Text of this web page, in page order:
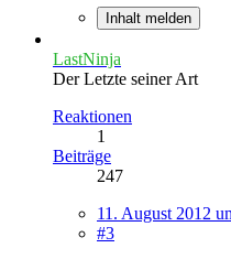
Inhalt melden
LastNinja
Der Letzte seiner Art
Reaktionen
1
Beiträge
247
11. August 2012
#3